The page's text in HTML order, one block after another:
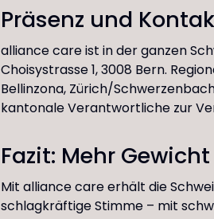
Präsenz und
alliance care ist in der ganzen
Choisystrasse 1, 3008 Bern.
Bellinzona, Zürich/
kantonale Verantwortliche zur
Fazit: Mehr
Mit alliance care erhält die
schlagkräftige Stimme – mit